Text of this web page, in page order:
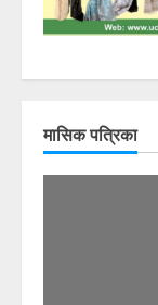
मासिक पत्रिका